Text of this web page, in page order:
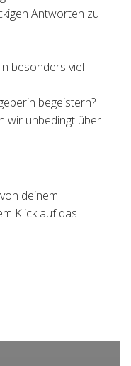
Antworten zu
besonders viel
begeistern?
wir unbedingt über
deinem
Klick auf das